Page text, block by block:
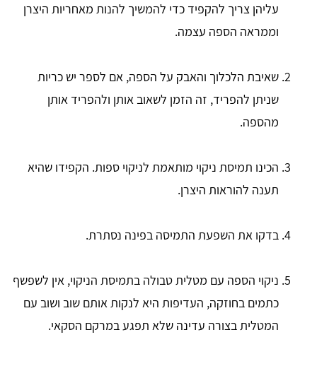
עליהן צריך להקפיד כדי להמשיך להנות מאחריות היצרן
וממראה הספה עצמה.
שאיבת הלכלוך והאבק על הספה, אם לספר יש כריות
שניתן להפריד, זה הזמן לשאוב אותן ולהפריד אותן
מהספה.
הכינו תמיסת ניקוי מותאמת לניקוי ספות. הקפידו שהיא
תענה להוראות היצרן.
בדקו את השפעת התמיסה בפינה נסתרת.
ניקוי הספה עם מטלית טבולה בתמיסת הניקוי, אין לשפשף
כתמים בחוזקה, העדיפות היא לנקות אותם שוב ושוב עם
המטלית בצורה עדינה שלא תפגע במרקם הסקאי.